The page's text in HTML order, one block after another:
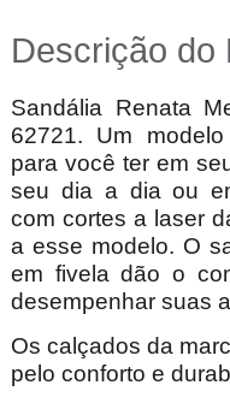
Descrição do
Sandália Renata
62721. Um
para você ter em
seu dia a dia ou
com cortes a laser
a esse modelo. O
em fivela dão o
desempenhar suas
Os calçados da
pelo conforto e